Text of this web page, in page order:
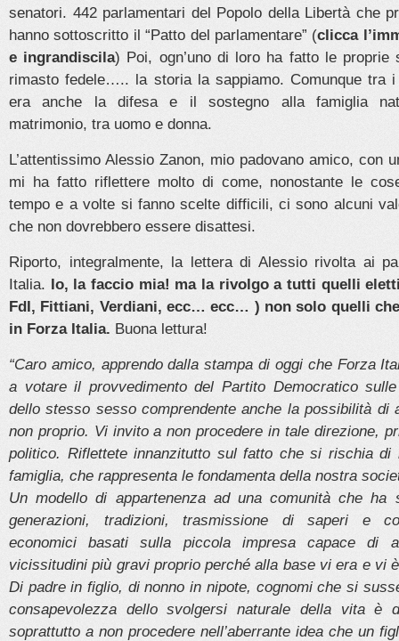
senatori. 442 parlamentari del Popolo della Libertà che
hanno sottoscritto il “Patto del parlamentare” (clicca
e ingrandiscila) Poi, ogn’uno di loro ha fatto le proprie
rimasto fedele….. la storia la sappiamo. Comunque tra i
era anche la difesa e il sostegno alla famiglia
matrimonio, tra uomo e donna.
L’attentissimo Alessio Zanon, mio padovano amico, con
mi ha fatto riflettere molto di come, nonostante le
tempo e a volte si fanno scelte difficili, ci sono alcuni
che non dovrebbero essere disattesi.
Riporto, integralmente, la lettera di Alessio rivolta ai
Italia. Io, la faccio mia! ma la rivolgo a tutti quelli
FdI, Fittiani, Verdiani, ecc… ecc… ) non solo quelli
in Forza Italia. Buona lettura!
“Caro amico, apprendo dalla stampa di oggi che Forza
a votare il provvedimento del Partito Democratico
dello stesso sesso comprendente anche la possibilità di
non proprio. Vi invito a non procedere in tale direzione,
politico. Riflettete innanzitutto sul fatto che si rischia
famiglia, che rappresenta le fondamenta della nostra
Un modello di appartenenza ad una comunità che ha
generazioni, tradizioni, trasmissione di saperi e
economici basati sulla piccola impresa capace di
vicissitudini più gravi proprio perché alla base vi era e vi
Di padre in figlio, di nonno in nipote, cognomi che si
consapevolezza dello svolgersi naturale della vita è
soprattutto a non procedere nell’aberrante idea che un